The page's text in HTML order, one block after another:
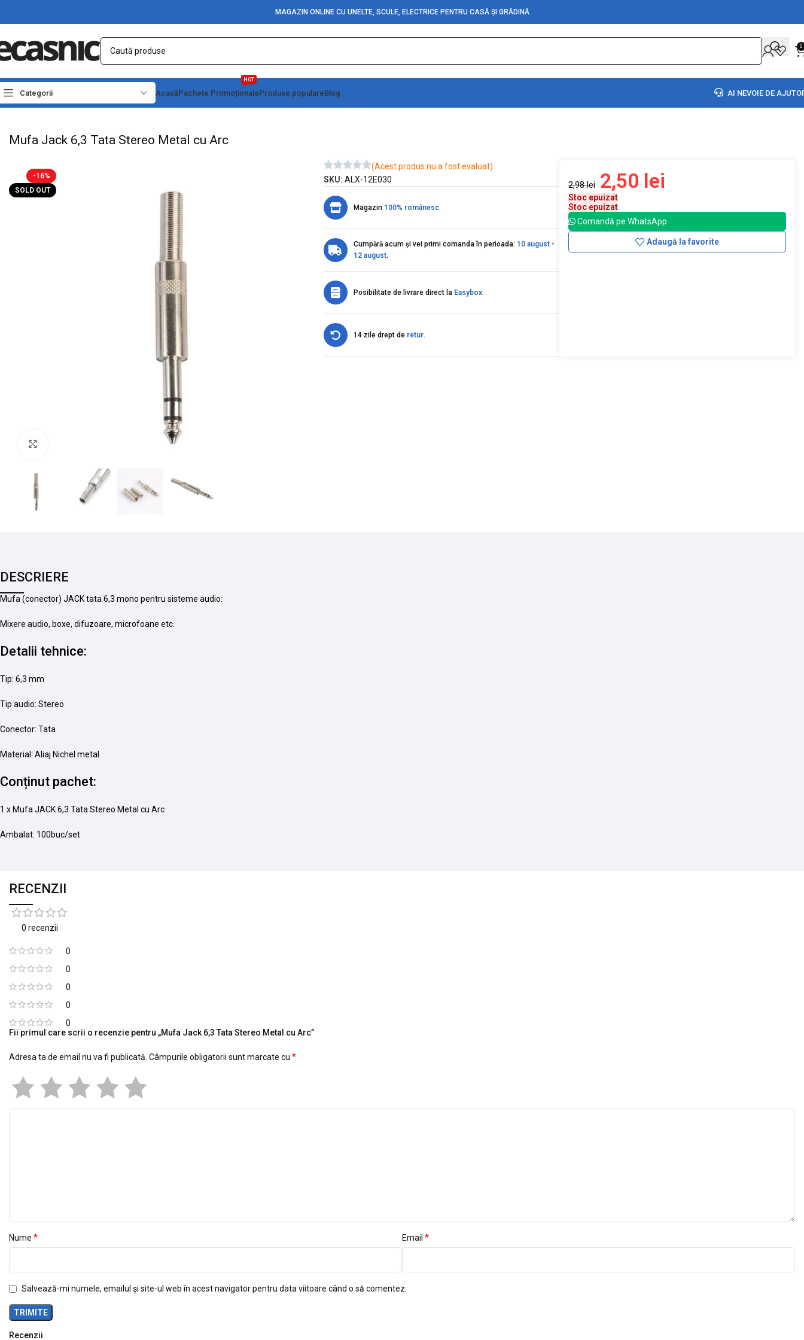
MAGAZIN ONLINE CU UNELTE, SCULE, ELECTRICE PENTRU CASĂ ȘI GRĂDINĂ
0
Categorii AcasăPachete Promoționale
HOT
Produse populareBlog AI NEVOIE DE
Prima pagină Electrice Adaptori Conectori & Mufe
Mufa Jack 6,3 Tata Stereo Metal cu Arc
-16%
SOLD OUT
(Acest produs nu a fost evaluat)
SKU: ALX-12E030
Magazin 100% românesc.
Cumpără acum și vei primi comanda în perioada: 10 august-
12 august.
Posibilitate de livrare direct la Easybox.
14 zile drept de retur.
2,98lei 2,50 lei
Stoc epuizat
Stoc epuizat
Comandă pe WhatsApp
Adaugă la favorite
DESCRIERE
Mufa (conector) JACK tata 6,3 mono pentru sisteme audio:
Mixere audio, boxe, difuzoare, microfoane etc.
Detalii tehnice:
Tip: 6,3 mm
Tip audio: Stereo
Conector: Tata
Material: Aliaj Nichel metal
Conținut pachet:
1 x Mufa JACK 6,3 Tata Stereo Metal cu Arc
Ambalat: 100buc/set
RECENZII
0 recenzii
0
0
0
0
0
Recenzii
Fii primul care scrii o recenzie pentru „Mufa Jack 6,3 Tata Stereo Metal cu Arc”
Adresa ta de email nu va fi publicată. Câmpurile obligatorii sunt marcate cu *
Nume * Email *
Salvează-mi numele, emailul și site-ul web în acest navigator pentru data viitoare când o să comentez.